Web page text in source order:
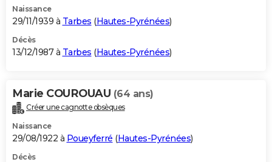
Naissance
29/11/1939 à Tarbes (Hautes-Pyrénées)
Décès
13/12/1987 à Tarbes (Hautes-Pyrénées)
Marie COUROUAU (64 ans)
Créer une cagnotte obsèques
Naissance
29/08/1922 à Poueyferré (Hautes-Pyrénées)
Décès